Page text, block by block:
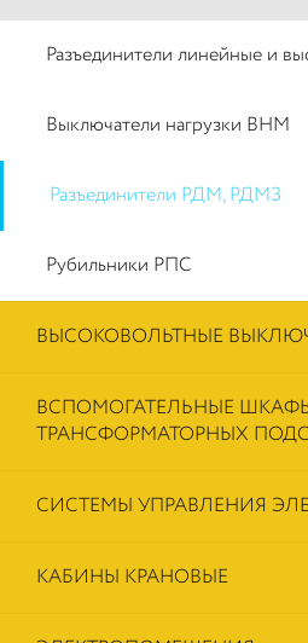
Разъединители линейные и
Выключатели нагрузки ВНМ
Разъединители РДМ, РДМЗ
Рубильники РПС
ВЫСОКОВОЛЬТНЫЕ
ВСПОМОГАТЕЛЬНЫЕ
ТРАНСФОРМАТОРНЫХ
СИСТЕМЫ УПРАВЛЕНИЯ
КАБИНЫ КРАНОВЫЕ